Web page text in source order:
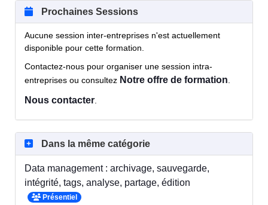
Prochaines Sessions
Aucune session inter-entreprises n'est actuellement
disponible pour cette formation.
Contactez-nous pour organiser une session intra-
entreprises ou consultez Notre offre de formation.
Nous contacter.
Dans la même catégorie
Data management : archivage, sauvegarde,
intégrité, tags, analyse, partage, édition
Présentiel